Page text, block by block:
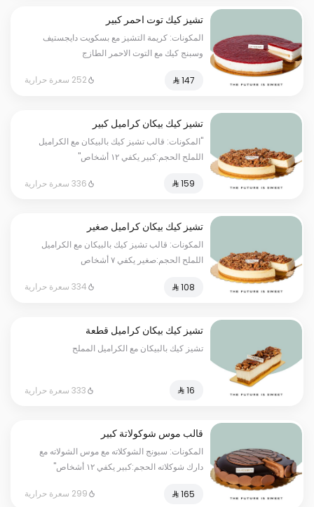
تشيز كيك توت احمر كبير
المكونات: كريمة التشيز مع بسكويت دايجستيف
وسبنج كيك مع التوت الاحمر الطازج
252 سعرة حرارية
تشيز كيك بيكان كراميل كبير
"المكونات: قالب تشيز كيك بالبيكان مع الكراميل
اللملح الحجم:كبير يكفي ١٢ أشخاص"
336 سعرة حرارية
تشيز كيك بيكان كراميل صغير
المكونات: قالب تشيز كيك بالبيكان مع الكراميل
اللملح الحجم:صغير يكفي ٧ أشخاص
334 سعرة حرارية
تشيز كيك بيكان كراميل قطعة
تشيز كيك بالبيكان مع الكراميل المملح
333 سعرة حرارية
قالب موس شوكولاتة كبير
المكونات: سبونج الشوكلاته مع موس الشولاته مع
دارك شوكلاته الحجم:كبير يكفي ١٢ أشخاص"
299 سعرة حرارية